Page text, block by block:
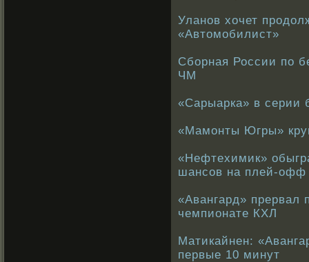
Уланов хочет
«Автомобилист»
Сборная России по
ЧМ
«Сарыарка» в серии
«Мамонты Югры»
«Нефтехимик»
шансов на плей-
«Авангард»
чемпионате КХЛ
Матикайнен:
первые 10 минут